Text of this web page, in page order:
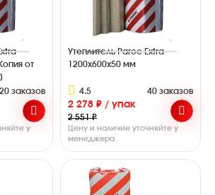
от
20 заказов
у
Утеплитель Paroc Extra
1200х600х50 мм
4.5 40 заказов
2 278 ₽ / упак
2 551 ₽
Цену и наличие уточняйте у
менеджера